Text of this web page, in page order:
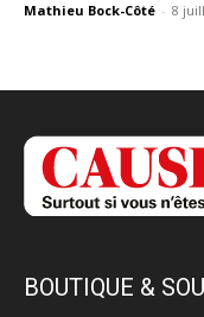
Mathieu Bock-Côté - 8
BOUTIQUE &